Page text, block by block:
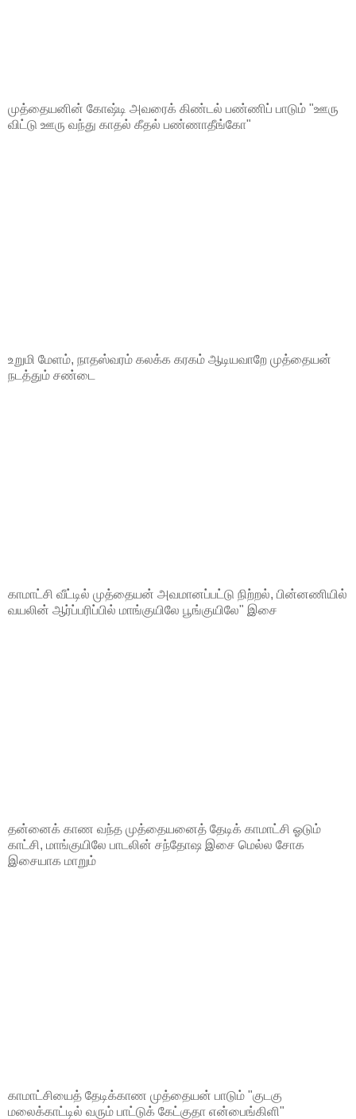
முத்தையனின் கோஷ்டி அவரைக் கிண்டல் பண்ணிப் பாடும் "ஊரு
விட்டு ஊரு வந்து காதல் கீதல் பண்ணாதீங்கோ"
உறுமி மேளம், நாதஸ்வரம் கலக்க கரகம் ஆடியவாறே முத்தையன்
நடத்தும் சண்டை
காமாட்சி வீட்டில் முத்தையன் அவமானப்பட்டு நிற்றல், பின்னணியில்
வயலின் ஆர்ப்பரிப்பில் மாங்குயிலே பூங்குயிலே" இசை
தன்னைக் காண வந்த முத்தையனைத் தேடிக் காமாட்சி ஓடும்
காட்சி, மாங்குயிலே பாடலின் சந்தோஷ இசை மெல்ல சோக
இசையாக மாறும்
காமாட்சியைத் தேடிக்காண முத்தையன் பாடும் "குடகு
மலைக்காட்டில் வரும் பாட்டுக் கேட்குதா என்பைங்கிளி"